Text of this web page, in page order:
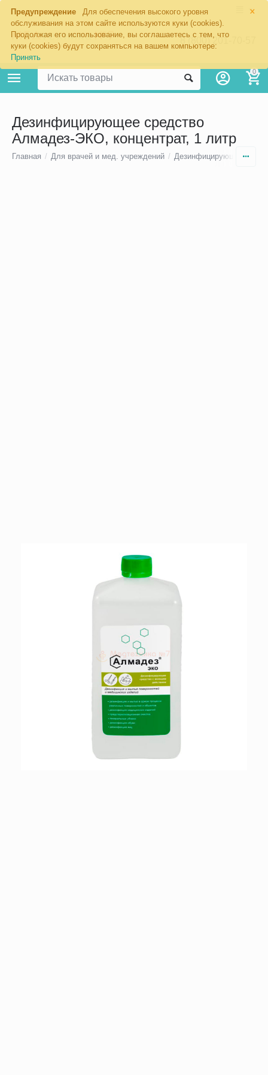
×
Предупреждение
Для обеспечения высокого уровня
обслуживания на этом сайте используются куки (cookies).
Продолжая его использование, вы соглашаетесь с тем, что
куки (cookies) будут сохраняться на вашем компьютере:
Принять
8 (800) 201-70-57
0
Дезинфицирующее средство
Алмадез-ЭКО, концентрат, 1 литр
Главная / Для врачей и мед. учреждений / Дезинфицирующие